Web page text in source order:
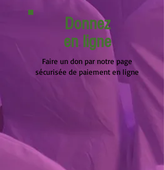
Donnez
en ligne
Faire un don par notre page
sécurisée de paiement en ligne